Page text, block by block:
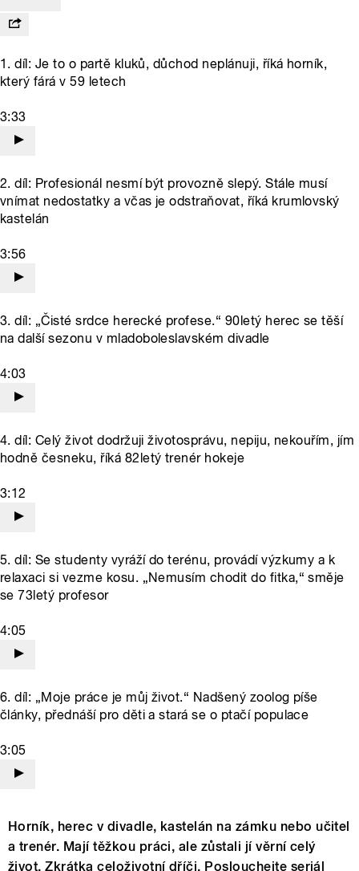
1. díl: Je to o partě kluků, důchod neplánuji, říká horník,
který fárá v 59 letech
3:33
2. díl: Profesionál nesmí být provozně slepý. Stále musí
vnímat nedostatky a včas je odstraňovat, říká krumlovský
kastelán
3:56
3. díl: „Čisté srdce herecké profese.“ 90letý herec se těší
na další sezonu v mladoboleslavském divadle
4:03
4. díl: Celý život dodržuji životosprávu, nepiju, nekouřím, jím
hodně česneku, říká 82letý trenér hokeje
3:12
5. díl: Se studenty vyráží do terénu, provádí výzkumy a k
relaxaci si vezme kosu. „Nemusím chodit do fitka,“ směje
se 73letý profesor
4:05
6. díl: „Moje práce je můj život.“ Nadšený zoolog píše
články, přednáší pro děti a stará se o ptačí populace
3:05
Horník, herec v divadle, kastelán na zámku nebo učitel
a trenér. Mají těžkou práci, ale zůstali jí věrní celý
život. Zkrátka celoživotní dříči. Poslouchejte seriál